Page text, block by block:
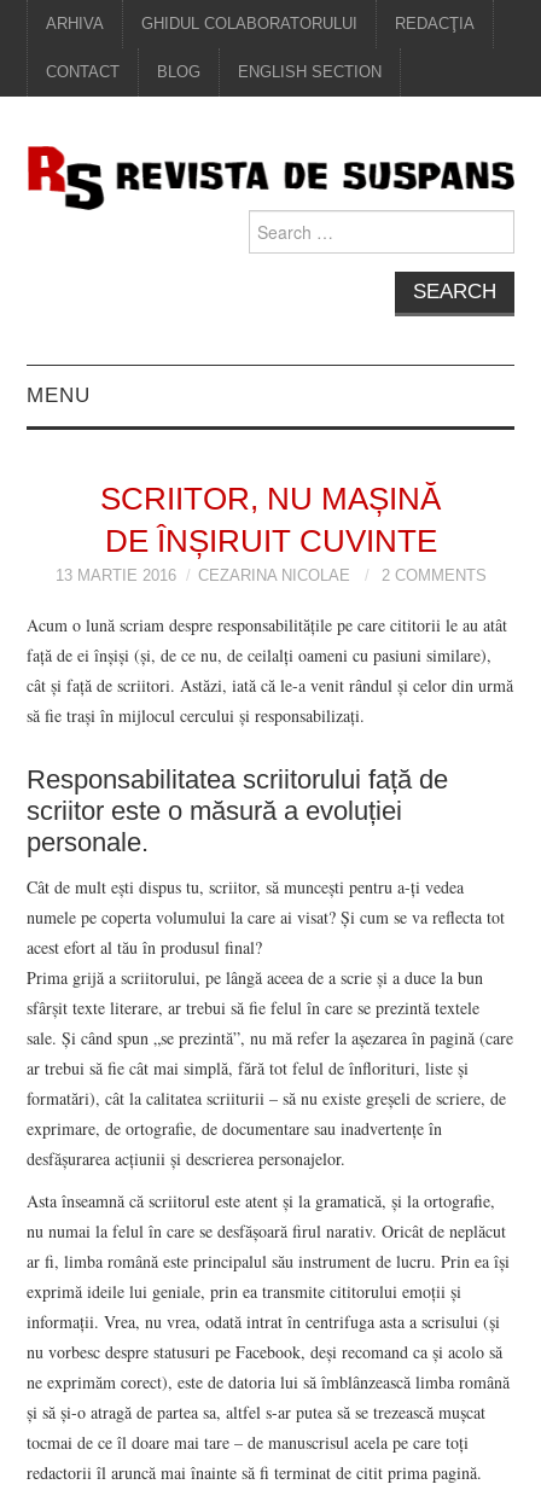
ARHIVA GHIDUL COLABORATORULUI REDACŢIA
CONTACT BLOG ENGLISH SECTION
for:
MENU
PROZĂ
VIZIUNI ȘI SPECTRE
CONTRAPAGINI
CARTE & FILM
NUMĂRUL 48 /
MARTIE 2018
NUMĂRUL 49 /
APRILIE 2018
SCRIITOR, NU MAȘINĂ
DE ÎNȘIRUIT CUVINTE
13 MARTIE 2016 CEZARINA NICOLAE 2 COMMENTS
Acum o lună scriam despre responsabilitățile pe care cititorii le au atât
față de ei înșiși (și, de ce nu, de ceilalți oameni cu pasiuni similare),
cât și față de scriitori. Astăzi, iată că le-a venit rândul și celor din urmă
să fie trași în mijlocul cercului și responsabilizați.
Responsabilitatea scriitorului față de
scriitor este o măsură a evoluției
personale.
Cât de mult ești dispus tu, scriitor, să muncești pentru a-ți vedea
numele pe coperta volumului la care ai visat? Și cum se va reflecta tot
acest efort al tău în produsul final?
Prima grijă a scriitorului, pe lângă aceea de a scrie și a duce la bun
sfârșit texte literare, ar trebui să fie felul în care se prezintă textele
sale. Și când spun „se prezintă”, nu mă refer la așezarea în pagină (care
ar trebui să fie cât mai simplă, fără tot felul de înflorituri, liste și
formatări), cât la calitatea scriiturii – să nu existe greșeli de scriere, de
exprimare, de ortografie, de documentare sau inadvertențe în
desfășurarea acțiunii și descrierea personajelor.
Asta înseamnă că scriitorul este atent și la gramatică, și la ortografie,
nu numai la felul în care se desfășoară firul narativ. Oricât de neplăcut
ar fi, limba română este principalul său instrument de lucru. Prin ea își
exprimă ideile lui geniale, prin ea transmite cititorului emoții și
informații. Vrea, nu vrea, odată intrat în centrifuga asta a scrisului (și
nu vorbesc despre statusuri pe Facebook, deși recomand ca și acolo să
ne exprimăm corect), este de datoria lui să îmblânzească limba română
și să și-o atragă de partea sa, altfel s-ar putea să se trezească mușcat
tocmai de ce îl doare mai tare – de manuscrisul acela pe care toți
redactorii îl aruncă mai înainte să fi terminat de citit prima pagină.